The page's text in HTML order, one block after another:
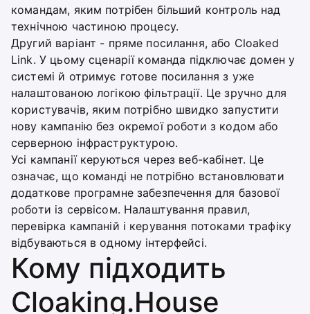
командам, яким потрібен більший контроль над
технічною частиною процесу.
Другий варіант - пряме посилання, або Cloaked
Link. У цьому сценарії команда підключає домен у
системі й отримує готове посилання з уже
налаштованою логікою фільтрації. Це зручно для
користувачів, яким потрібно швидко запустити
нову кампанію без окремої роботи з кодом або
серверною інфраструктурою.
Усі кампанії керуються через веб-кабінет. Це
означає, що команді не потрібно встановлювати
додаткове програмне забезпечення для базової
роботи із сервісом. Налаштування правил,
перевірка кампаній і керування потоками трафіку
відбуваються в одному інтерфейсі.
Кому підходить
Cloaking.House